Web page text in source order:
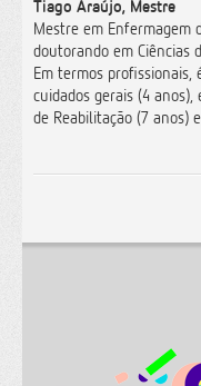
Tiago Araújo, Mestre
Mestre em Enfermagem
doutorando em Ciências
Em termos profissionais,
cuidados gerais (4
de Reabilitação (7 anos)